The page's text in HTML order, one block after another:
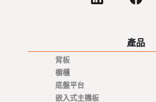
產品
背板
櫥櫃
底盤平台
嵌入式主機板